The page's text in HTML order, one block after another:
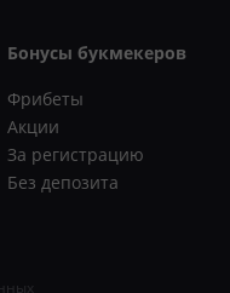
Бонусы букмекеров
Фрибеты
Акции
За регистрацию
Без депозита